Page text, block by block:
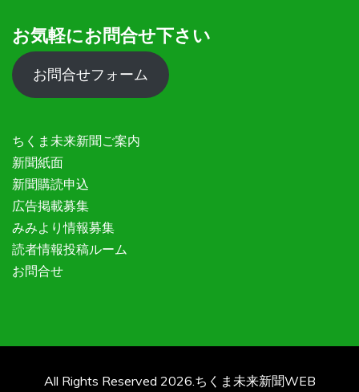
お気軽にお問合せ下さい
お問合せフォーム
ちくま未来新聞ご案内
新聞紙面
新聞購読申込
広告掲載募集
みみより情報募集
読者情報投稿ルーム
お問合せ
All Rights Reserved 2026.ちくま未来新聞WEB